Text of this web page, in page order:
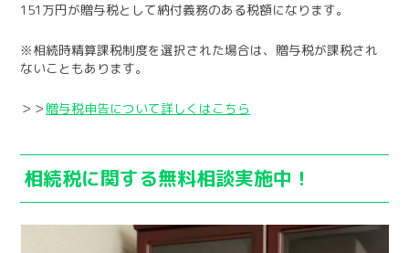
151万円が贈与税として納付義務のある税額になります。
※相続時精算課税制度を選択された場合は、贈与税が課税され
ないこともあります。
＞＞ 贈与税申告について詳しくはこちら
相続税に関する無料相談実施中！